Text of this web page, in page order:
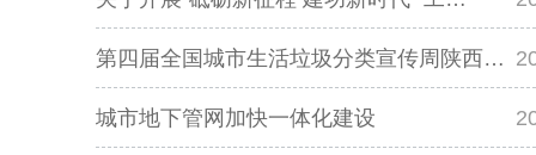
第四届全国城市生活垃圾分类宣传周陕西…
城市地下管网加快一体化建设